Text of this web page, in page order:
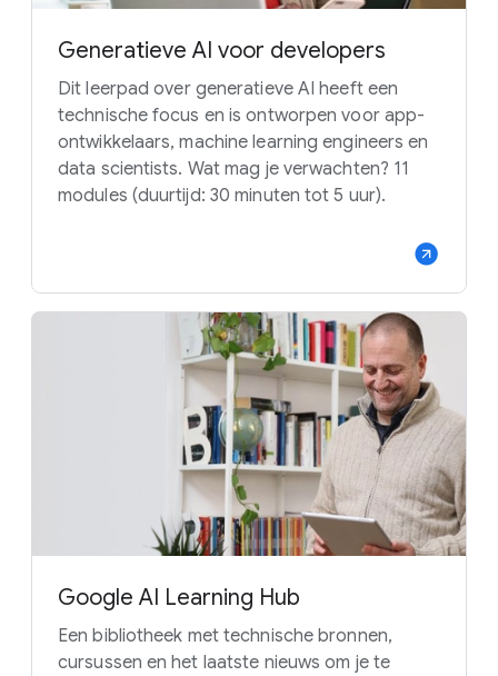
Generatieve AI voor developers
Dit leerpad over generatieve AI heeft een
technische focus en is ontworpen voor app-
ontwikkelaars, machine learning engineers en
data scientists. Wat mag je verwachten? 11
modules (duurtijd: 30 minuten tot 5 uur).
Google AI Learning Hub
Een bibliotheek met technische bronnen,
cursussen en het laatste nieuws om je te